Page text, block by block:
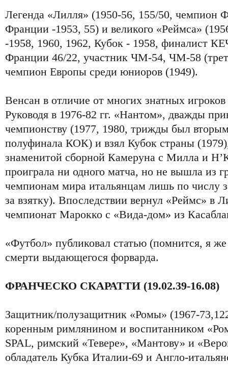
Легенда «Лилля» (1950-56, 155/50, чемпион
Франции -1953, 55) и великого «Реймса»
-1958, 1960, 1962, Кубок - 1958, финалист
Франции 46/22, участник ЧМ-54, ЧМ-58
чемпион Европы среди юниоров (1949).
Венсан в отличие от многих знатных
Руководя в 1976-82 гг. «Нантом», дважды
чемпионству (1977, 1980, трижды был
полуфинала КОК) и взял Кубок страны
знаменитой сборной Камеруна с Милла и
проиграла ни одного матча, но не вышла из
чемпионам мира итальянцам лишь по числу
за взятку). Впоследствии вернул «Реймс» в
чемпионат Марокко с «Вида-дом» из
«Футбол» публиковал статью (помнится, я
смерти выдающегося форварда.
ФРАНЧЕСКО СКАРАТТИ (19.02.39-16.08)
Защитник/полузащитник «Ромы» (1967-
коренным римлянином и воспитанником
SPAL, римский «Тевере», «Мантову» и
обладатель Кубка Италии-69 и Англо-